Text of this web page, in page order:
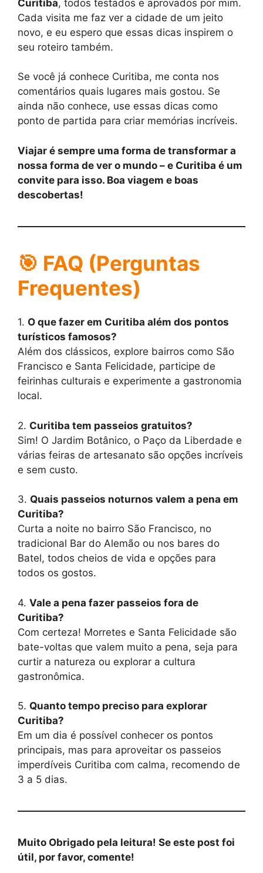
Curitiba, todos testados e aprovados por mim.
Cada visita me faz ver a cidade de um jeito
novo, e eu espero que essas dicas inspirem o
seu roteiro também.
Se você já conhece Curitiba, me conta nos
comentários quais lugares mais gostou. Se
ainda não conhece, use essas dicas como
ponto de partida para criar memórias incríveis.
Viajar é sempre uma forma de transformar a
nossa forma de ver o mundo – e Curitiba é um
convite para isso. Boa viagem e boas
descobertas!
🎯 FAQ (Perguntas
Frequentes)
1. O que fazer em Curitiba além dos pontos
turísticos famosos?
Além dos clássicos, explore bairros como São
Francisco e Santa Felicidade, participe de
feirinhas culturais e experimente a gastronomia
local.
2. Curitiba tem passeios gratuitos?
Sim! O Jardim Botânico, o Paço da Liberdade e
várias feiras de artesanato são opções incríveis
e sem custo.
3. Quais passeios noturnos valem a pena em
Curitiba?
Curta a noite no bairro São Francisco, no
tradicional Bar do Alemão ou nos bares do
Batel, todos cheios de vida e opções para
todos os gostos.
4. Vale a pena fazer passeios fora de
Curitiba?
Com certeza! Morretes e Santa Felicidade são
bate-voltas que valem muito a pena, seja para
curtir a natureza ou explorar a cultura
gastronômica.
5. Quanto tempo preciso para explorar
Curitiba?
Em um dia é possível conhecer os pontos
principais, mas para aproveitar os passeios
imperdíveis Curitiba com calma, recomendo de
3 a 5 dias.
Muito Obrigado pela leitura! Se este post foi
útil, por favor, comente!